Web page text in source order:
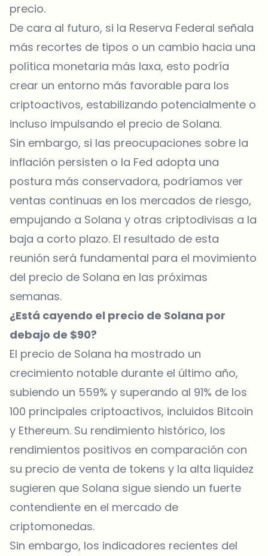
precio.
De cara al futuro, si la Reserva Federal señala
más recortes de tipos o un cambio hacia una
política monetaria más laxa, esto podría
crear un entorno más favorable para los
criptoactivos, estabilizando potencialmente o
incluso impulsando el precio de Solana.
Sin embargo, si las preocupaciones sobre la
inflación persisten o la Fed adopta una
postura más conservadora, podríamos ver
ventas continuas en los mercados de riesgo,
empujando a Solana y otras criptodivisas a la
baja a corto plazo. El resultado de esta
reunión será fundamental para el movimiento
del precio de Solana en las próximas
semanas.
¿Está cayendo el precio de Solana por
debajo de $90?
El precio de Solana ha mostrado un
crecimiento notable durante el último año,
subiendo un 559% y superando al 91% de los
100 principales criptoactivos, incluidos Bitcoin
y Ethereum. Su rendimiento histórico, los
rendimientos positivos en comparación con
su precio de venta de tokens y la alta liquidez
sugieren que Solana sigue siendo un fuerte
contendiente en el mercado de
criptomonedas.
Sin embargo, los indicadores recientes del